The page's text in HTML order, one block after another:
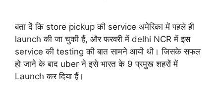
बता दें कि store pickup की service अमेरिका में पहले ही
launch की जा चुकी हैं, और फरवरी में delhi NCR में इस
service की testing की बात सामने आयी थी। जिसके सफल
हो जाने के बाद uber ने इसे भारत के 9 प्रमुख शहरों में
Launch कर दिया हैं।